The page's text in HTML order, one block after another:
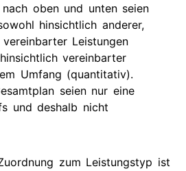
oben und unten seien
hinsichtlich anderer,
Leistungen
vereinbarter
Umfang (quantitativ).
seien nur eine
und deshalb nicht
zum Leistungstyp ist